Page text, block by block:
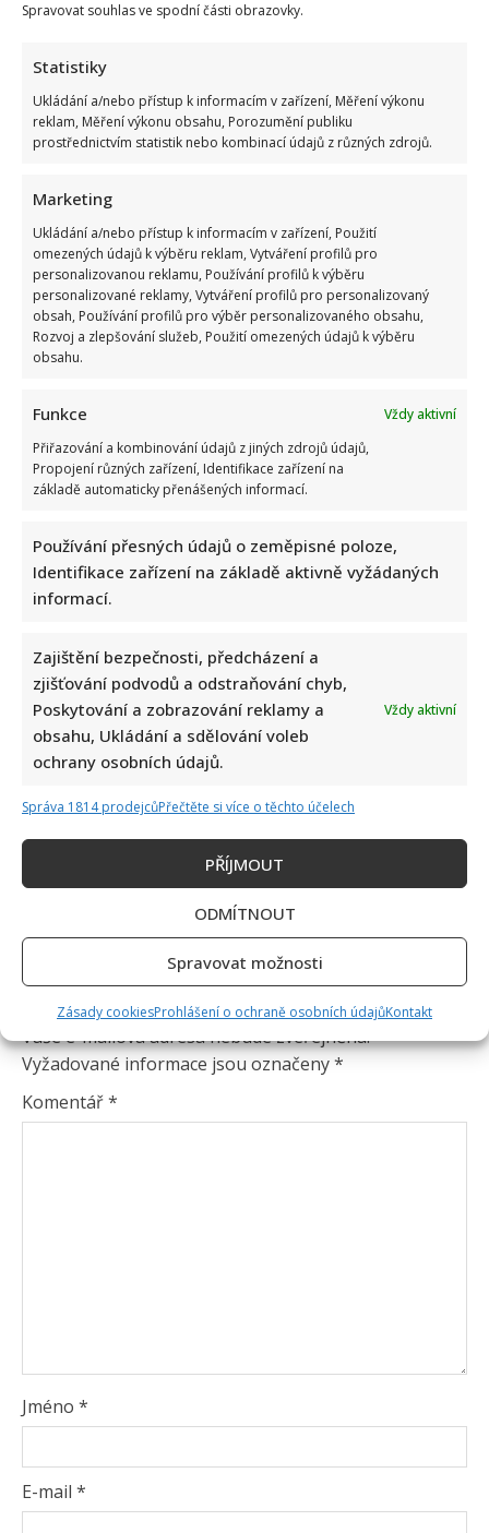
Spravovat souhlas ve spodní části obrazovky.
Statistiky
Ukládání a/nebo přístup k informacím v zařízení, Měření výkonu
reklam, Měření výkonu obsahu, Porozumění publiku
prostřednictvím statistik nebo kombinací údajů z různých zdrojů.
Marketing
Ukládání a/nebo přístup k informacím v zařízení, Použití
omezených údajů k výběru reklam, Vytváření profilů pro
personalizovanou reklamu, Používání profilů k výběru
personalizované reklamy, Vytváření profilů pro personalizovaný
obsah, Používání profilů pro výběr personalizovaného obsahu,
Rozvoj a zlepšování služeb, Použití omezených údajů k výběru
obsahu.
Funkce
Vždy aktivní
Přiřazování a kombinování údajů z jiných zdrojů údajů,
Propojení různých zařízení, Identifikace zařízení na
základě automaticky přenášených informací.
Používání přesných údajů o zeměpisné poloze,
Identifikace zařízení na základě aktivně vyžádaných
informací.
Zajištění bezpečnosti, předcházení a
zjišťování podvodů a odstraňování chyb,
Poskytování a zobrazování reklamy a
obsahu, Ukládání a sdělování voleb
ochrany osobních údajů.
Vždy aktivní
Správa 1814 prodejcůPřečtěte si více o těchto účelech
PŘÍJMOUT
ODMÍTNOUT
Spravovat možnosti
Zásady cookiesProhlášení o ochraně osobních údajůKontakt
Napsat komentář
Vaše e-mailová adresa nebude zveřejněna.
Vyžadované informace jsou označeny*
Komentář*
Jméno *
E-mail *